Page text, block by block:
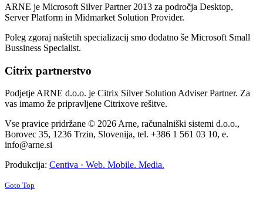
ARNE je Microsoft Silver Partner 2013 za področja Desktop,
Server Platform in Midmarket Solution Provider.
Poleg zgoraj naštetih specializacij smo dodatno še Microsoft Small
Bussiness Specialist.
Citrix partnerstvo
Podjetje ARNE d.o.o. je Citrix Silver Solution Adviser Partner. Za
vas imamo že pripravljene Citrixove rešitve.
Vse pravice pridržane © 2026 Arne, računalniški sistemi d.o.o.,
Borovec 35, 1236 Trzin, Slovenija, tel. +386 1 561 03 10, e.
info@arne.si
Produkcija: Centiva · Web. Mobile. Media.
Goto Top